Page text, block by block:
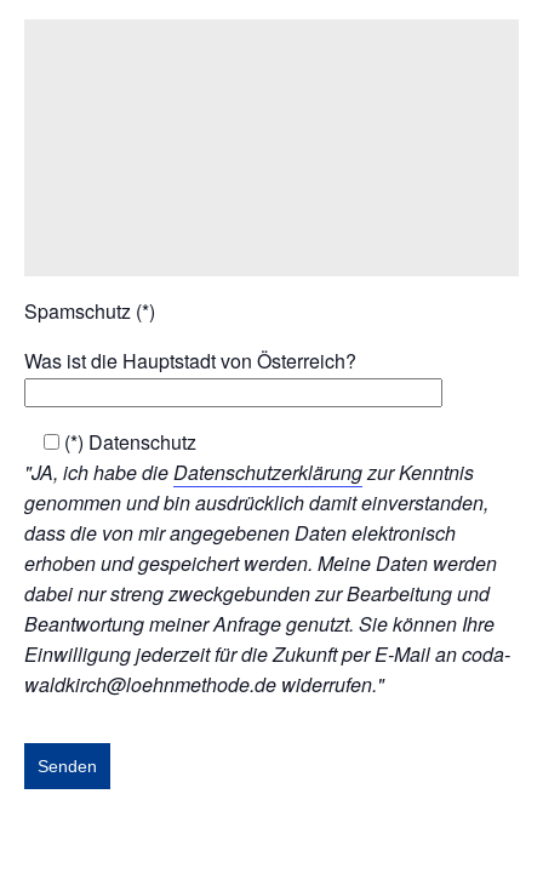
Spamschutz (*)
Was ist die Hauptstadt von Österreich?
(*) Datenschutz
"JA, ich habe die Datenschutzerklärungzur Kenntnis
genommen und bin ausdrücklich damit einverstanden,
dass die von mir angegebenen Daten elektronisch
erhoben und gespeichert werden. Meine Daten werden
dabei nur streng zweckgebunden zur Bearbeitung und
Beantwortung meiner Anfrage genutzt. Sie können Ihre
Einwilligung jederzeit für die Zukunft per E-Mail an coda-
waldkirch@loehnmethode.de widerrufen."